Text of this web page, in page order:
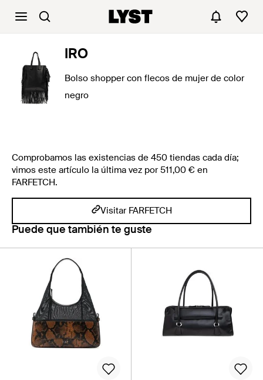
IRO
Bolso shopper con flecos de mujer de color
negro
Comprobamos las existencias de 450 tiendas cada día;
vimos este artículo la última vez por 511,00 € en
FARFETCH.
Visitar FARFETCH
Puede que también te guste